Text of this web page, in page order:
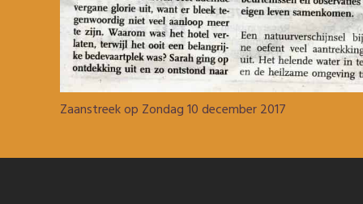
Zaanstreek op Zondag 10 december 2017